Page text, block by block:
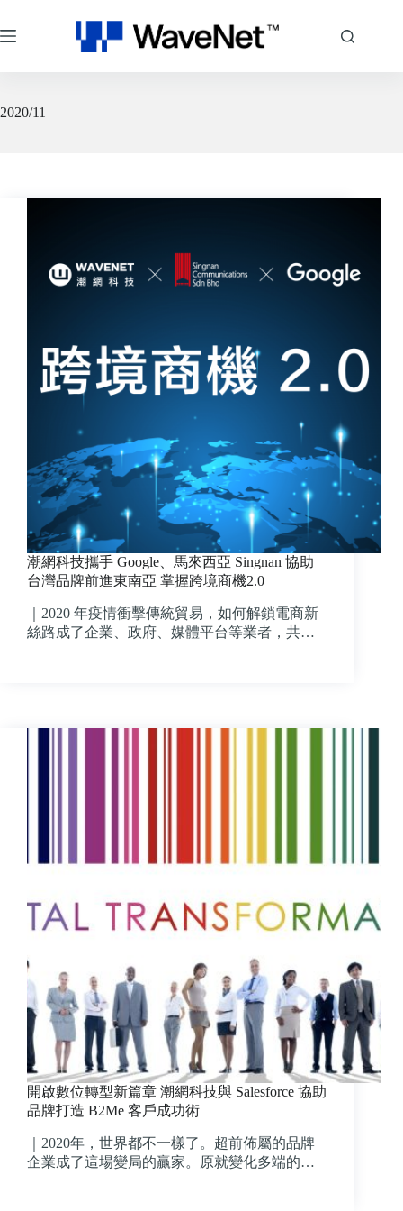
至
主
2020/11
潮網科技攜手 Google、馬來西亞 Singnan 協助
台灣品牌前進東南亞 掌握跨境商機2.0
｜2020 年疫情衝擊傳統貿易，如何解鎖電商新
絲路成了企業、政府、媒體平台等業者，共…
開啟數位轉型新篇章 潮網科技與 Salesforce 協助
品牌打造 B2Me 客戶成功術
｜2020年，世界都不一樣了。超前佈屬的品牌
企業成了這場變局的贏家。原就變化多端的…